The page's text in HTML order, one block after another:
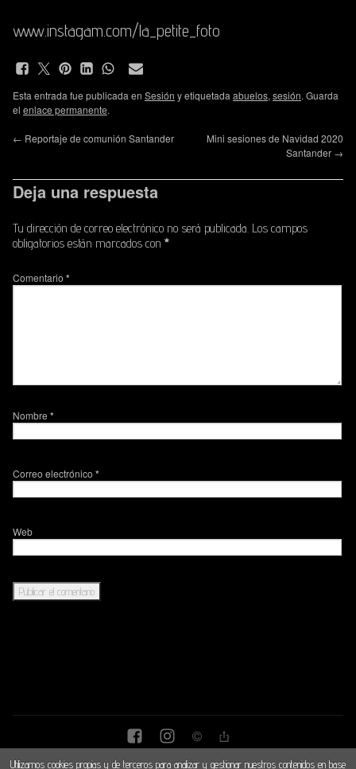
www.instagam.com/la_petite_foto
Esta entrada fue publicada en Sesión y etiquetada abuelos, sesión. Guarda
el enlace permanente.
← Reportaje de comunión Santander
Mini sesiones de Navidad 2020
Santander →
Deja una respuesta
Tu dirección de correo electrónico no será publicada. Los campos
obligatorios están marcados con *
Comentario *
Nombre *
Correo electrónico *
Web
Utilizamos cookies propias y de terceros para analizar y gestionar nuestros contenidos en base